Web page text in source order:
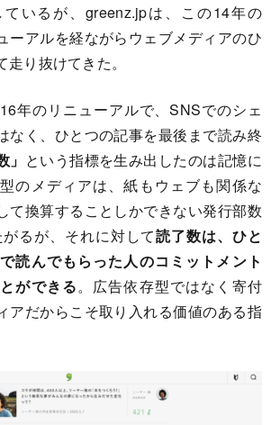
いるが、greenz.jpは、この14年の
ーアルを経ながらウェブメディアのひ
り抜けてきた。
年のリニューアルで、SNSでのシェ
なく、ひとつの記事を最後まで読み終
」 という指標を生み出したのは記憶に
のメディアは、紙もウェブも関係な
て換算することしかできない発行部数
るが、それに対して読了数は、ひと
読んでもらった人のコミットメント
ができる。広告依存型ではなく寄付
アだからこそ取り入れる価値のある指